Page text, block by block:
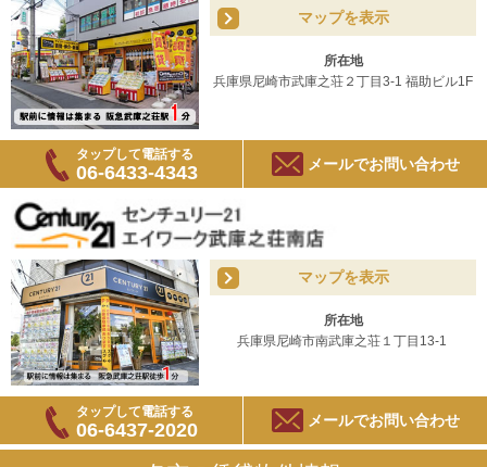
マップを表示
所在地
兵庫県尼崎市武庫之荘２丁目3-1 福助ビル1F
タップして電話する
06-6433-4343 メールでお問い合わせ
マップを表示
所在地
兵庫県尼崎市南武庫之荘１丁目13-1
タップして電話する
06-6437-2020 メールでお問い合わせ